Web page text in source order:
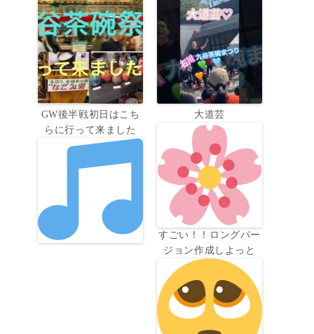
GW後半戦初日はこち
らに行って来ました
大道芸
すごい！！ロングバー
ジョン作成しよっと